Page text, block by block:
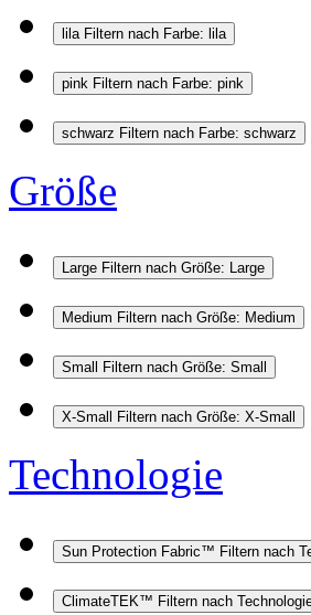
lila Filtern nach Farbe: lila
pink Filtern nach Farbe: pink
schwarz Filtern nach Farbe: schwarz
Größe
Large Filtern nach Größe: Large
Medium Filtern nach Größe: Medium
Small Filtern nach Größe: Small
X-Small Filtern nach Größe: X-Small
Technologie
Sun Protection Fabric™ Filtern nach
ClimateTEK™ Filtern nach